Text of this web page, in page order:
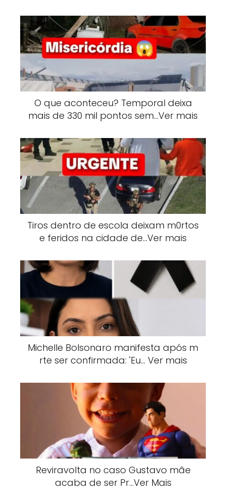
O que aconteceu? Temporal deixa
mais de 330 mil pontos sem…Ver mais
Tiros dentro de escola deixam m0rtos
e feridos na cidade de…Ver mais
Michelle Bolsonaro manifesta após m
rte ser confirmada: 'Eu… Ver mais
Reviravolta no caso Gustavo mãe
acaba de ser Pr…Ver Mais